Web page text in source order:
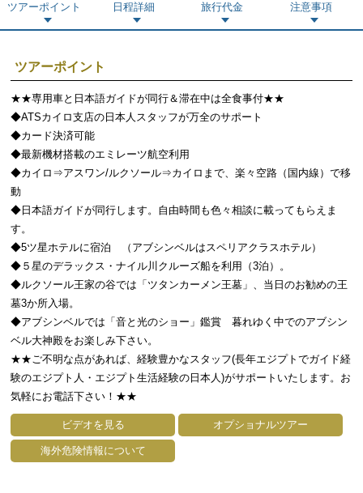
ツアーポイント 日程詳細 旅行代金 注意事項
ツアーポイント
★★専用車と日本語ガイドが同行＆滞在中は全食事付★★
◆ATSカイロ支店の日本人スタッフが万全のサポート
◆カード決済可能
◆最新機材搭載のエミレーツ航空利用
◆カイロ⇒アスワン/ルクソール⇒カイロまで、楽々空路（国内線）で移
動
◆日本語ガイドが同行します。自由時間も色々相談に載ってもらえま
す。
◆5ツ星ホテルに宿泊 （アブシンベルはスペリアクラスホテル）
◆５星のデラックス・ナイル川クルーズ船を利用（3泊）。
◆ルクソール王家の谷では「ツタンカーメン王墓」、当日のお勧めの王
墓3か所入場。
◆アブシンベルでは「音と光のショー」鑑賞 暮れゆく中でのアブシン
ベル大神殿をお楽しみ下さい。
★★ご不明な点があれば、経験豊かなスタッフ(長年エジプトでガイド経
験のエジプト人・エジプト生活経験の日本人)がサポートいたします。お
気軽にお電話下さい！★★
ビデオを見る オプショナルツアー
海外危険情報について